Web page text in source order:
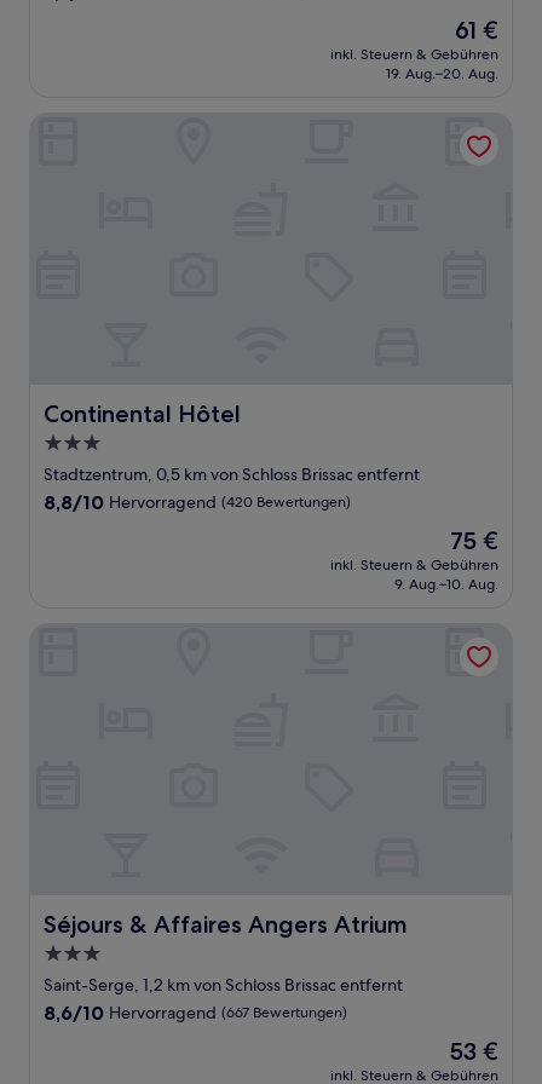
Der
Preis
beträgt
61 €
inkl. Steuern & Gebühren
19. Aug.–20. Aug.
Continental Hôtel
Continental Hôtel
3.0-
Sterne-
Unterkunft
Stadtzentrum, 0,5 km von Schloss Brissac entfernt
8.8
8,8/10 Hervorragend (420 Bewertungen)
Der
Preis
beträgt
75 €
inkl. Steuern & Gebühren
9. Aug.–10. Aug.
Séjours & Affaires Angers Atrium
Séjours & Affaires Angers Atrium
3.0-
Sterne-
Unterkunft
Saint-Serge, 1,2 km von Schloss Brissac entfernt
8.6
8,6/10 Hervorragend (667 Bewertungen)
Der
Preis
53 €
inkl. Steuern & Gebühren